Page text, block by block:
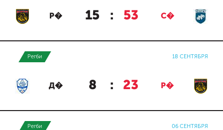
Р� 15 : 53 С�
Регби 18 СЕНТЯБРЯ
Д� 8 : 23 Р�
Регби 06 СЕНТЯБРЯ